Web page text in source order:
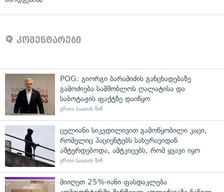
კომენტარები
POG: გიორგი ბარამიძის განცხადებაზე
გამოძიება სამშობლოს ღალატისა და
საბოტაჟის ფაქტზე დაიწყო
ერთი საათის წინ
ცელიანი სიკვდილივით გამოწყობილი კაცი,
რომელიც პაციენტებს სახურავიდან
აშტერდებოდა, ამტკიცებს, რომ ყვავი იყო
ერთი საათის წინ
მიიღეთ 25%-იანი ფასდაკლება